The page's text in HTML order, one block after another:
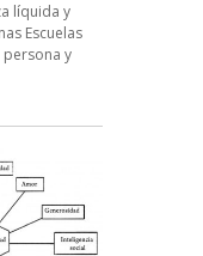
líquida y
Escuelas
persona y